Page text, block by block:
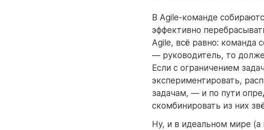
В Agile-команде
эффективно
Agile, всё равно: команда
— руководитель, то
Если с ограничением
экспериментировать,
задачам, — и по пути
скомбинировать из них
Ну, и в идеальном мире